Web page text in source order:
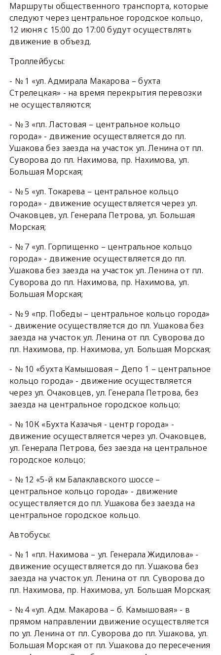
Маршруты общественного транспорта, которые
следуют через центральное городское кольцо,
12 июня с 15:00 до 17:00 будут осуществлять
движение в объезд.
Троллейбусы:
- № 1 «ул. Адмирала Макарова – бухта
Стрелецкая» - на время перекрытия перевозки
не осуществляются;
- № 3 «пл. Ластовая – центральное кольцо
города» - движение осуществляется до пл.
Ушакова без заезда на участок ул. Ленина от пл.
Суворова до пл. Нахимова, пр. Нахимова, ул.
Большая Морская;
- № 5 «ул. Токарева – центральное кольцо
города» - движение осуществляется через ул.
Очаковцев, ул. Генерала Петрова, ул. Большая
Морская;
- № 7 «ул. Горпищенко – центральное кольцо
города» - движение осуществляется до пл.
Ушакова без заезда на участок ул. Ленина от пл.
Суворова до пл. Нахимова, пр. Нахимова, ул.
Большая Морская;
- № 9 «пр. Победы – центральное кольцо города»
- движение осуществляется до пл. Ушакова без
заезда на участок ул. Ленина от пл. Суворова до
пл. Нахимова, пр. Нахимова, ул. Большая Морская;
- № 10 «бухта Камышовая – Депо 1 – центральное
кольцо города» - движение осуществляется
через ул. Очаковцев, ул. Генерала Петрова, без
заезда на центральное городское кольцо;
- № 10К «Бухта Казачья - центр города» -
движение осуществляется через ул. Очаковцев,
ул. Генерала Петрова, без заезда на центральное
городское кольцо;
- № 12 «5-й км Балаклавского шоссе –
центральное кольцо города» - движение
осуществляется до пл. Ушакова без заезда на
центральное городское кольцо.
Автобусы:
- № 1 «пл. Нахимова – ул. Генерала Жидилова» -
движение осуществляется до пл. Ушакова без
заезда на участок ул. Ленина от пл. Суворова до
пл. Нахимова, пр. Нахимова, ул. Большая Морская;
- № 4 «ул. Адм. Макарова – б. Камышовая» - в
прямом направлении движение осуществляется
по ул. Ленина от пл. Суворова до пл. Ушакова, ул.
Большая Морская от пл. Ушакова до пересечения